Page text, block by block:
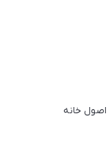
خانه